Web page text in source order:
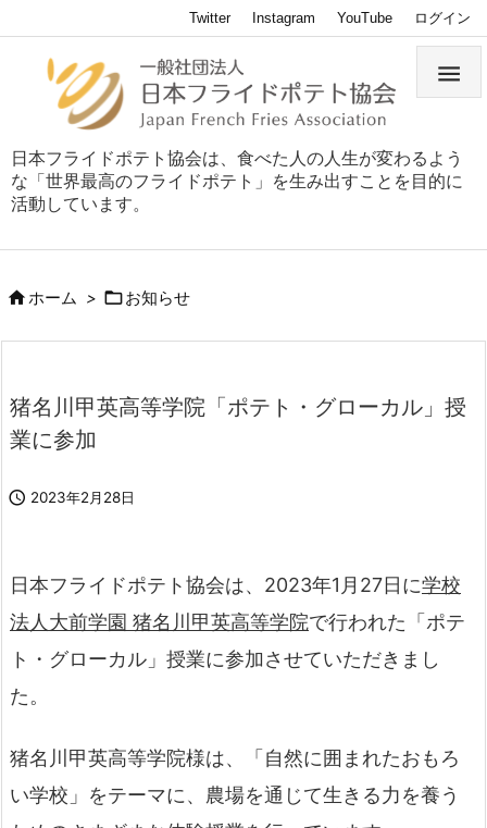
日本フライドポテト協会は、食べた人の人生が変わるよう
な「世界最高のフライドポテト」を生み出すことを目的に
活動しています。

Twitter Instagram YouTube ログイン
ホーム > お知らせ
猪名川甲英高等学院「ポテト・グローカル」授
業に参加
 2023年2月28日
日本フライドポテト協会は、2023年1月27日に学校
法人大前学園 猪名川甲英高等学院で行われた「ポテ
ト・グローカル」授業に参加させていただきまし
た。
猪名川甲英高等学院様は、「自然に囲まれたおもろ
い学校」をテーマに、農場を通じて生きる力を養う